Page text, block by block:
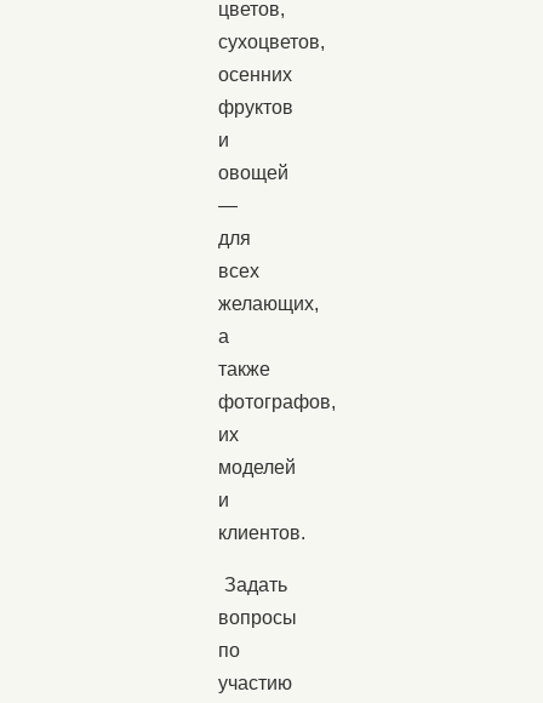
цветов,
сухоцветов,
осенних
фруктов
и
овощей
—
для
всех
желающих,
а
также
фотографов,
их
моделей
и
клиентов.
Задать
вопросы
по
участию